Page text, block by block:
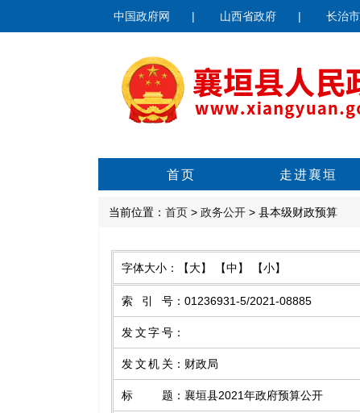
中国政府网 | 山西省政府 | 长治
首页 走进襄垣
当前位置： 首页 > 政务公开 > 县本级财政预算
字体大小： 【大】 【中】 【小】
索引号 ： 01236931-5/2021-08885
发文字号 ：
发文机关 ： 财政局
标题 ： 襄垣县2021年政府预算公开